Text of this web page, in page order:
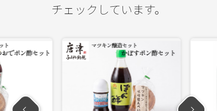
チェックしています。